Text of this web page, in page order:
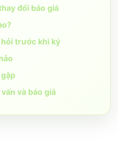
đổi báo giá
trước khi ký
và báo giá